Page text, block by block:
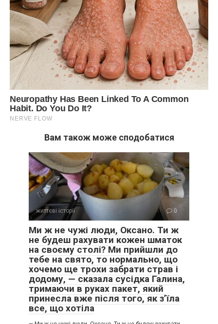
Вам також може сподобатися
життєві історії 0
Ми ж не чужі люди, Оксано. Ти ж
не будеш рахувати кожен шматок
на своєму столі? Ми прийшли до
тебе на свято, то нормально, що
хочемо ще трохи забрати страв і
додому, — сказала сусідка Галина,
тримаючи в руках пакет, який
принесла вже після того, як з’їла
все, що хотіла